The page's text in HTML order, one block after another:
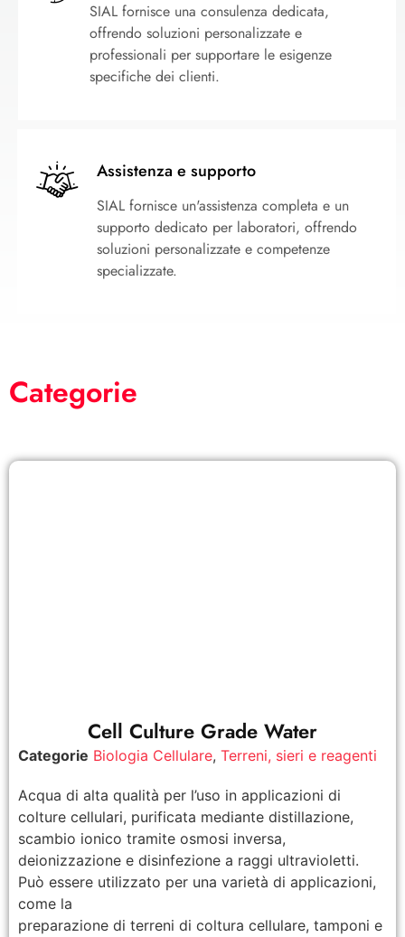
SIAL fornisce una consulenza dedicata,
offrendo soluzioni personalizzate e
professionali per supportare le esigenze
specifiche dei clienti.
Assistenza e supporto
SIAL fornisce un'assistenza completa e un
supporto dedicato per laboratori, offrendo
soluzioni personalizzate e competenze
specializzate.
Categorie
Cell Culture Grade Water
Categorie Biologia Cellulare, Terreni, sieri e reagenti
Acqua di alta qualità per l’uso in applicazioni di
colture cellulari, purificata mediante distillazione,
scambio ionico tramite osmosi inversa,
deionizzazione e disinfezione a raggi ultravioletti.
Può essere utilizzato per una varietà di applicazioni,
come la
preparazione di terreni di coltura cellulare, tamponi e